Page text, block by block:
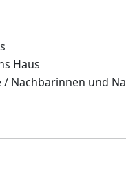
Haus
Nachbarinnen und